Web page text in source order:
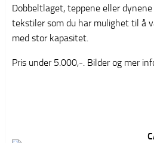
Dobbeltlaget, teppene eller
tekstiler som du har mulighet til å
med stor kapasitet.
Pris under 5.000,-. Bilder og mer